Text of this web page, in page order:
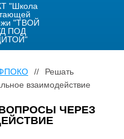
"Школа
"ТВОЙ
ПОД
ФПОКО //
Решать
взаимодействие
ЧЕРЕЗ